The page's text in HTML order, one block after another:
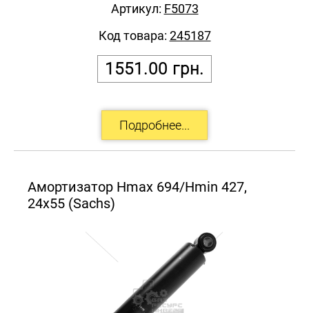
1551.00 грн.
Артикул: F5073
Код товара: 245187
Амортизатор Hmax 694/Hmin 427,
24x55 (Sachs)